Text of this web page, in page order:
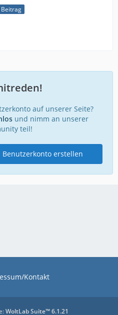
auf unserer Seite?
und nimm an unserer
teil!
Benutzerkonto erstellen
Kontakt
WoltLab Suite™ 6.1.21